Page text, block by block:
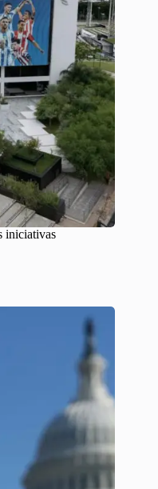
iniciativas